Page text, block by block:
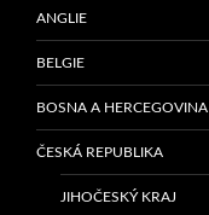
ANGLIE
BELGIE
BOSNA A HERCEGOVINA
ČESKÁ REPUBLIKA
JIHOČESKÝ KRAJ